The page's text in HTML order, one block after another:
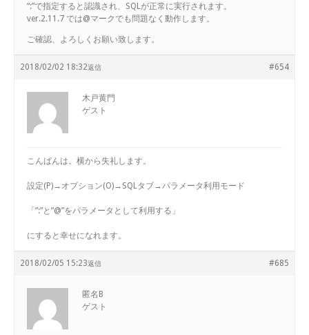
“:”で指定すると認識され、SQLが正常に実行されます。
ver.2.11.7 では@マークでも問題なく動作します。
ご確認、よろしくお願い致します。
2018/02/02 18:32 #654
返信
木戸黄門
ゲスト
こんばんは。横から失礼します。
設定(P)→オプション(O)→SQLタブ→パラメータ利用モード
「”:”と”@”をパラメータとして利用する」
にすると幸せになれます。
2018/02/05 15:23 #685
返信
匿名B
ゲスト